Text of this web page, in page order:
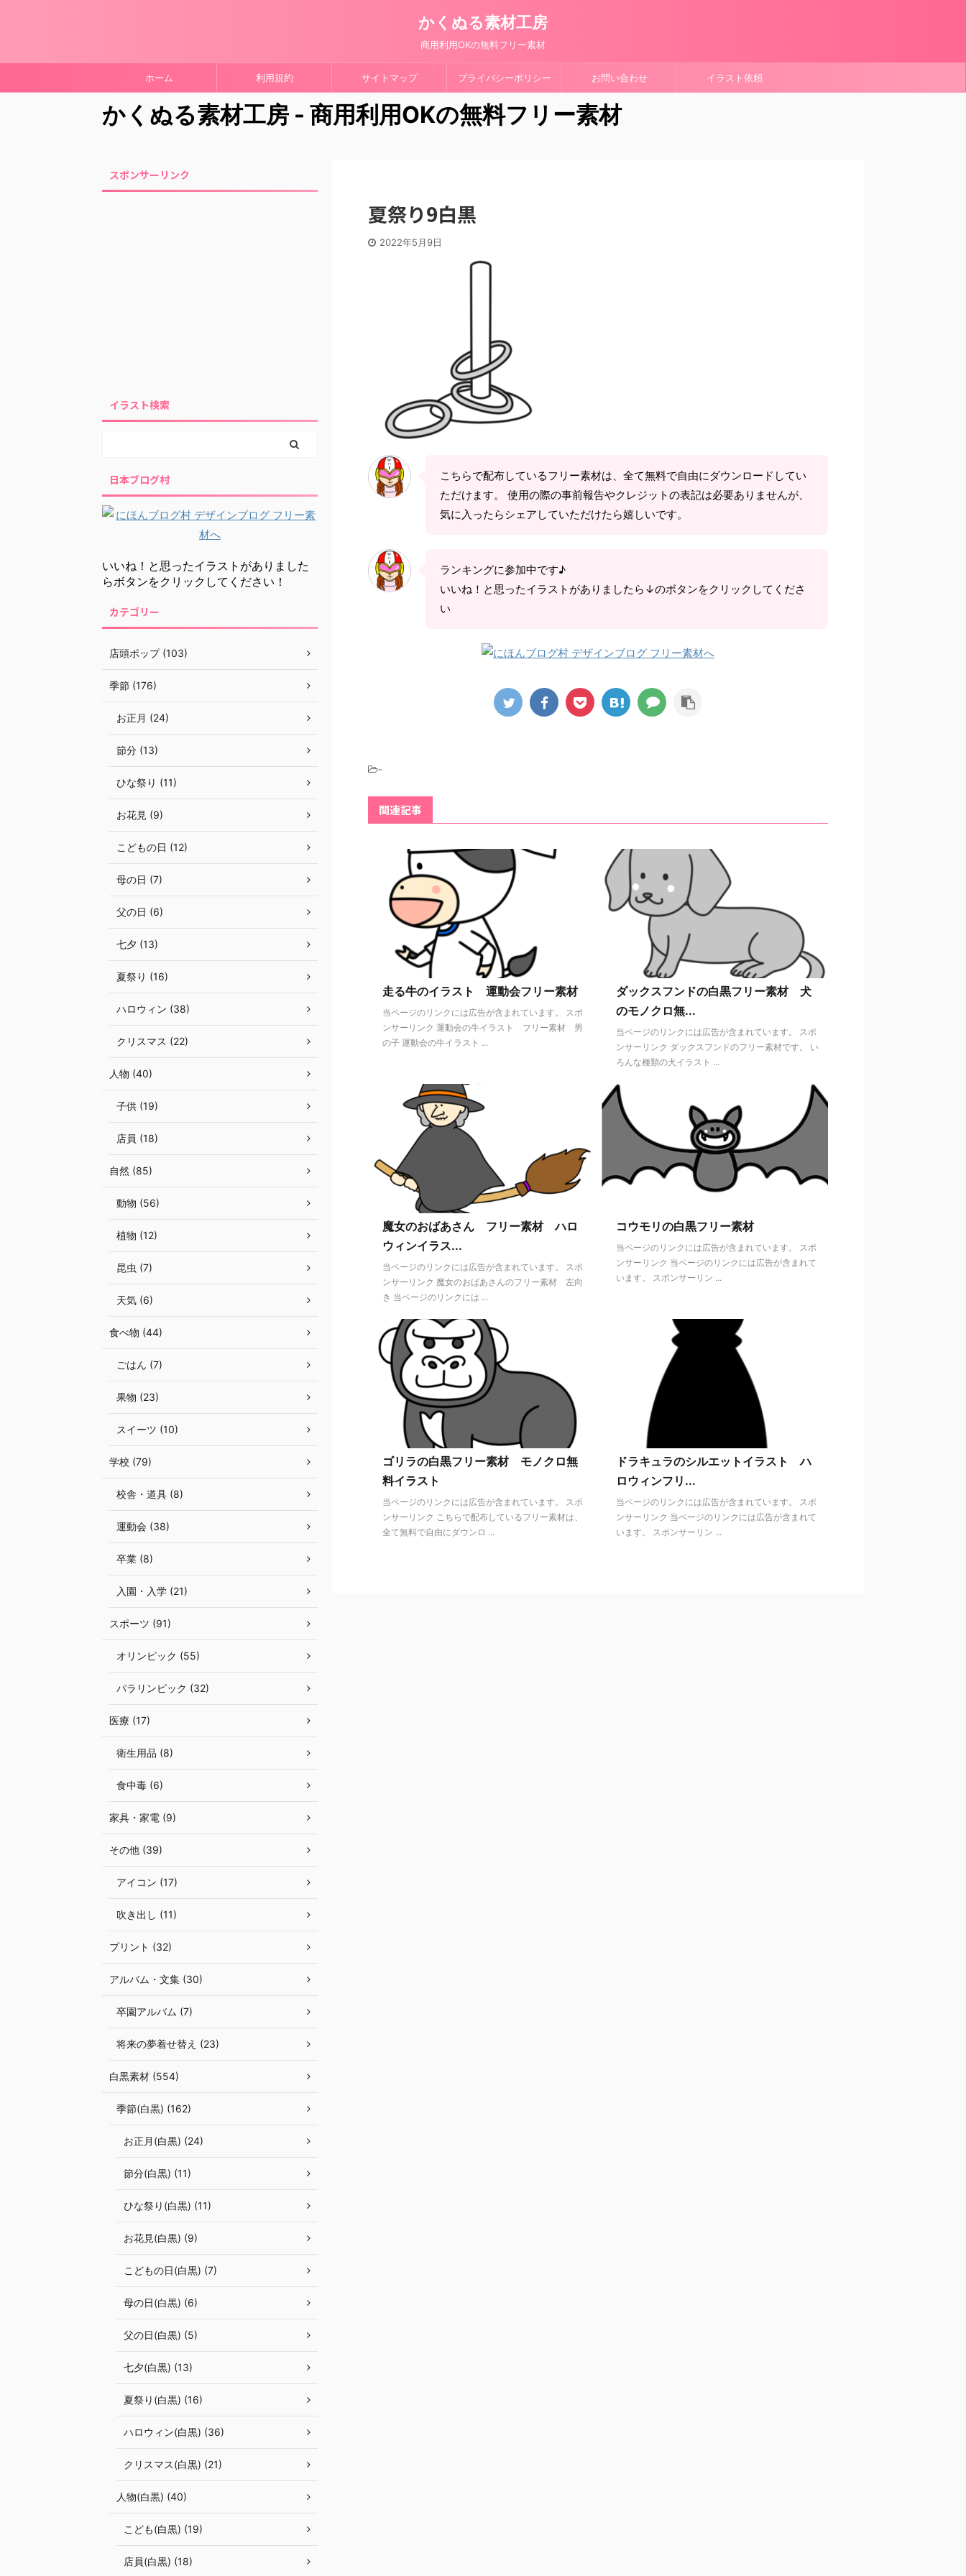
かくぬる素材工房
商用利用OKの無料フリー素材
ホーム 利用規約 サイトマップ プライバシーポリシー お問い合わせ イラスト依頼
かくぬる素材工房 - 商用利用OKの無料フリー素材
夏祭り9白黒
2022年5月9日
こちらで配布しているフリー素材は、全て無料で自由にダウンロードしてい
ただけます。 使用の際の事前報告やクレジットの表記は必要ありませんが、
気に入ったらシェアしていただけたら嬉しいです。
ランキングに参加中です♪
いいね！と思ったイラストがありましたら↓のボタンをクリックしてくださ
い
-
関連記事
走る牛のイラスト 運動会フリー素材
当ページのリンクには広告が含まれています。 スポ
ンサーリンク 運動会の牛イラスト フリー素材 男
の子 運動会の牛イラスト ...
ダックスフンドの白黒フリー素材 犬
のモノクロ無...
当ページのリンクには広告が含まれています。 スポ
ンサーリンク ダックスフンドのフリー素材です。 い
ろんな種類の犬イラスト ...
魔女のおばあさん フリー素材 ハロ
ウィンイラス...
当ページのリンクには広告が含まれています。 スポ
ンサーリンク 魔女のおばあさんのフリー素材 左向
き 当ページのリンクには ...
コウモリの白黒フリー素材
当ページのリンクには広告が含まれています。 スポ
ンサーリンク 当ページのリンクには広告が含まれて
います。 スポンサーリン ...
ゴリラの白黒フリー素材 モノクロ無
料イラスト
当ページのリンクには広告が含まれています。 スポ
ンサーリンク こちらで配布しているフリー素材は、
全て無料で自由にダウンロ ...
ドラキュラのシルエットイラスト ハ
ロウィンフリ...
当ページのリンクには広告が含まれています。 スポ
ンサーリンク 当ページのリンクには広告が含まれて
います。 スポンサーリン ...
スポンサーリンク
イラスト検索
日本ブログ村
いいね！と思ったイラストがありました
らボタンをクリックしてください！
カテゴリー
店頭ポップ (103)
季節 (176)
お正月 (24)
節分 (13)
ひな祭り (11)
お花見 (9)
こどもの日 (12)
母の日 (7)
父の日 (6)
七夕 (13)
夏祭り (16)
ハロウィン (38)
クリスマス (22)
人物 (40)
子供 (19)
店員 (18)
自然 (85)
動物 (56)
植物 (12)
昆虫 (7)
天気 (6)
食べ物 (44)
ごはん (7)
果物 (23)
スイーツ (10)
学校 (79)
校舎・道具 (8)
運動会 (38)
卒業 (8)
入園・入学 (21)
スポーツ (91)
オリンピック (55)
パラリンピック (32)
医療 (17)
衛生用品 (8)
食中毒 (6)
家具・家電 (9)
その他 (39)
アイコン (17)
吹き出し (11)
プリント (32)
アルバム・文集 (30)
卒園アルバム (7)
将来の夢着せ替え (23)
白黒素材 (554)
季節(白黒) (162)
お正月(白黒) (24)
節分(白黒) (11)
ひな祭り(白黒) (11)
お花見(白黒) (9)
こどもの日(白黒) (7)
母の日(白黒) (6)
父の日(白黒) (5)
七夕(白黒) (13)
夏祭り(白黒) (16)
ハロウィン(白黒) (36)
クリスマス(白黒) (21)
人物(白黒) (40)
こども(白黒) (19)
店員(白黒) (18)